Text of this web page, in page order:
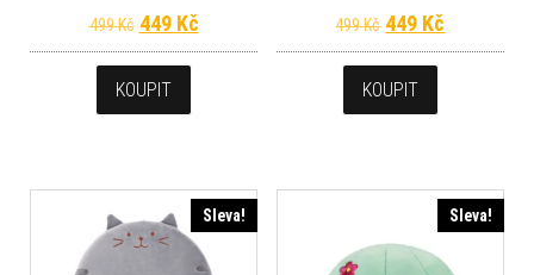
499Kč Původní cena byla: 499 Kč.
449 KčAktuální cena je: 449 Kč.
KOUPIT
499Kč Původní cena
449 Kč
KOUPIT
Sleva! Sleva!